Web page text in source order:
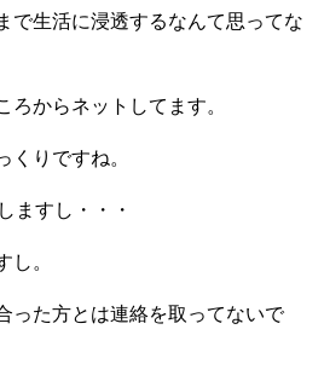
で生活に浸透するなんて思ってな
ろからネットしてます。
くりですね。
ますし・・・
し。
った方とは連絡を取ってないで